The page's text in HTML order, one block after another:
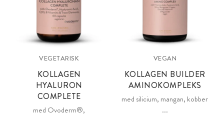
VEGETARISK
KOLLAGEN
HYALURON
COMPLETE
med Ovoderm®,
VEGAN
KOLLAGEN BUILDER
AMINOKOMPLEKS
med silicium, mangan, kobber
...